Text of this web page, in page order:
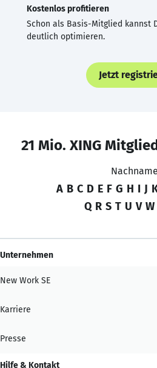
Kostenlos profitieren
Schon als Basis-Mitglied kannst
deutlich optimieren.
Jetzt
21 Mio. XING
A B C D E F G H I J
Q R S T U V W
Unternehmen
New Work SE
Karriere
Presse
Hilfe & Kontakt